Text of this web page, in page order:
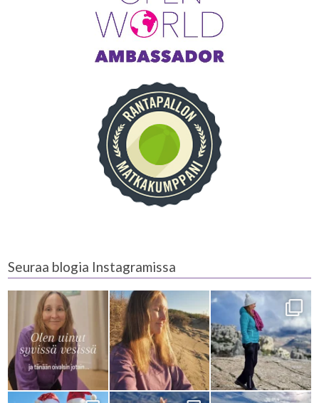
Seuraa blogia Instagramissa